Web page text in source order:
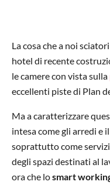
La cosa che a noi
hotel di recente
le camere con vista sulla
eccellenti piste di Plan
Ma a caratterizzare
intesa come gli arredi e
soprattutto come
degli spazi destinati al
ora che losmart